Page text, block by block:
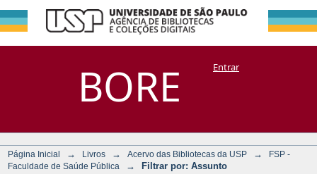
BORE
Filtrar por:
Assunto
DSpace/Manakin + CoriscoEntrar
Página Inicial → Livros → Acervo das Bibliotecas da USP →
FSP -
Faculdade de Saúde Pública
→ Filtrar por: Assunto